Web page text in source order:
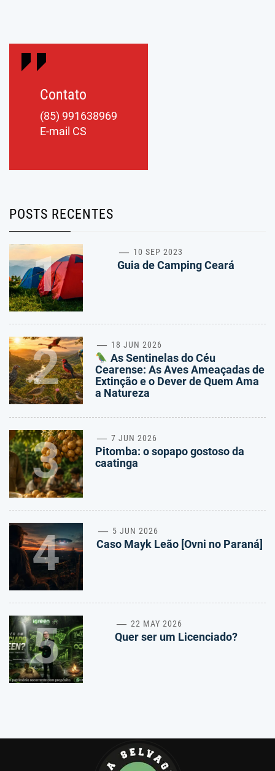
Contato
(85) 991638969
E-mail CS
POSTS RECENTES
1 10 SEP 2023
Guia de Camping Ceará
2 18 JUN 2026
As Sentinelas do Céu
Cearense: As Aves Ameaçadas de
Extinção e o Dever de Quem Ama
a Natureza
3 7 JUN 2026
Pitomba: o sopapo gostoso da
caatinga
4 5 JUN 2026
Caso Mayk Leão [Ovni no Paraná]
5 22 MAY 2026
Quer ser um Licenciado?